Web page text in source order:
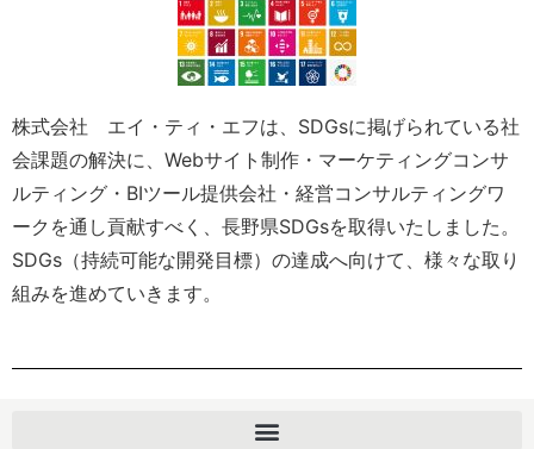
株式会社 エイ・ティ・エフは、SDGsに掲げられている社
会課題の解決に、Webサイト制作・マーケティングコンサ
ルティング・BIツール提供会社・経営コンサルティングワ
ークを通し貢献すべく、長野県SDGsを取得いたしました。
SDGs（持続可能な開発目標）の達成へ向けて、様々な取り
組みを進めていきます。